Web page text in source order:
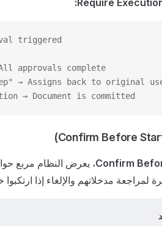
triggered
approvals complete
→ Assigns back to original
→ Document is committed
Confirm، يعرض النظام مربع
مدخلاتهم والإلغاء إذا ارتكبوا